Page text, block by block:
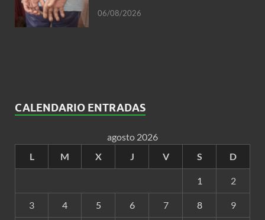
06/08/2026
CALENDARIO ENTRADAS
agosto 2026
L
M X J V S D
1 2
3 4 5 6 7 8 9